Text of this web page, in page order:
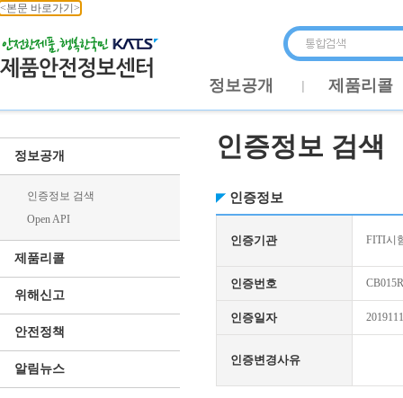
<본문 바로가기>
정보공개 제품리콜
정보공개
인증정보 검색
Open API
제품리콜
위해신고
안전정책
알림뉴스
인증정보 검색
인증정보
인증기관 FITI시
인증번호
인증일자
인증변경사유